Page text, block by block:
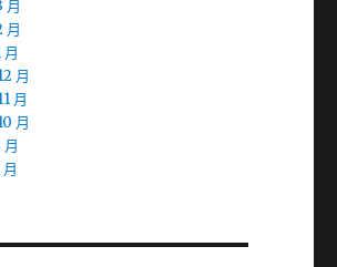
月
月
月
月
月